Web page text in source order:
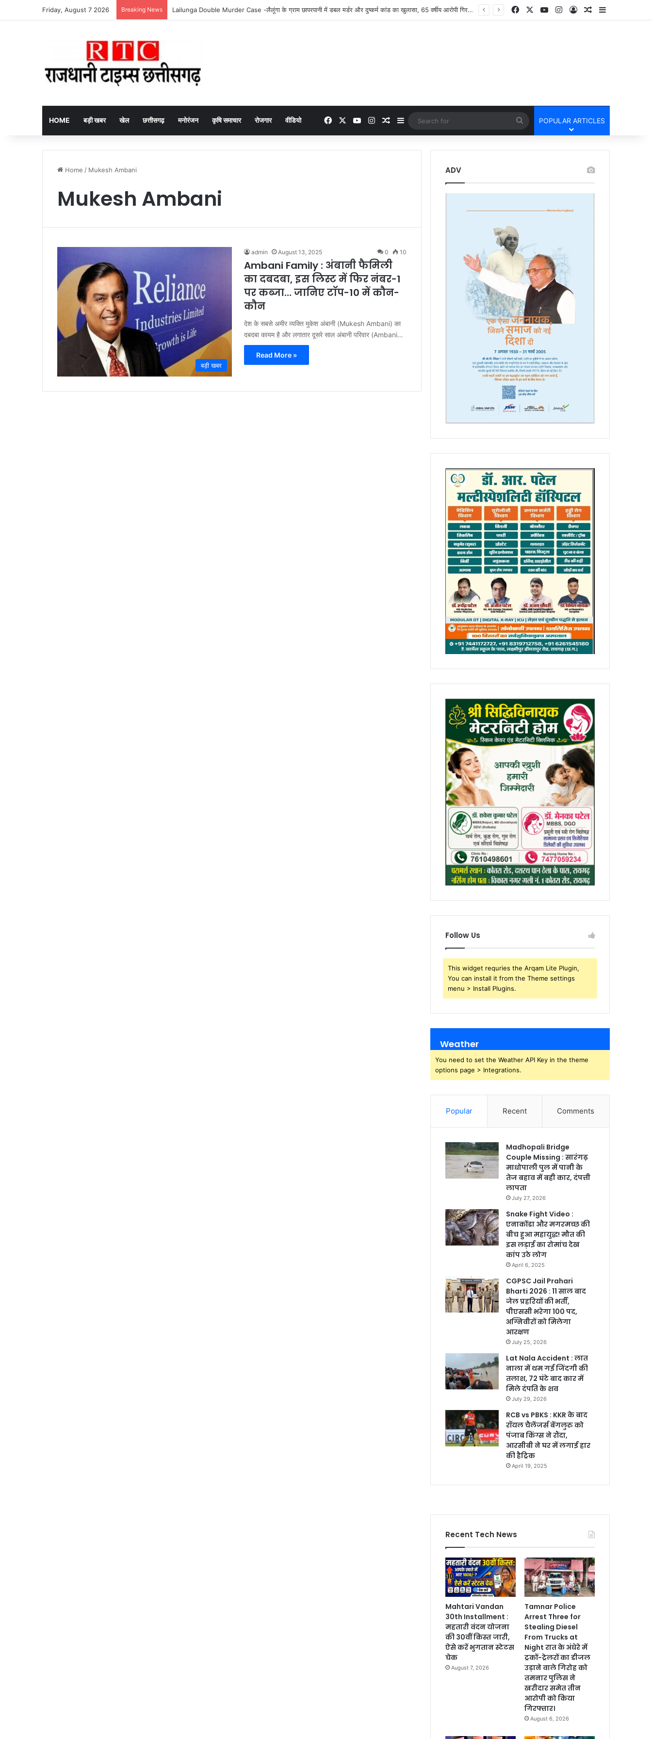
Friday, August 7 2026 Breaking News Mahtari Vandan 30th Installment : महतारी वंदन योजना की 30वीं किस्त जारी, ऐसे करें भुगतान स्टेटस चेक FacebookYouTubeInstagram
Log InRandom Article
Sidebar
HOME बड़ी खबर खेल छत्तीसगढ़ मनोरंजन कृषि समाचार रोजगार वीडियो FacebookYouTubeInstagramRandom Article
Sidebar
Search
for
POPULAR ARTICLES
Home / Mukesh Ambani
Mukesh Ambani
बड़ी खबर
admin August 13, 2025 0 10
Ambani Family : अंबानी फैमिली
का दबदबा, इस लिस्ट में फिर नंबर-1
पर कब्जा… जानिए टॉप-10 में कौन-
कौन
देश के सबसे अमीर व्यक्ति मुकेश अंबानी (Mukesh Ambani) का
दबदबा कायम है और लगातार दूसरे साल अंबानी परिवार (Ambani…
Read More »
ADV
Follow Us
This widget requries the Arqam Lite Plugin,
You can install it from the Theme settings
menu > Install Plugins.
Weather
You need to set the Weather API Key in the theme
options page > Integrations.
Popular Recent Comments
Madhopali Bridge
Couple Missing : सारंगढ़
माधोपाली पुल में पानी के
तेज बहाव में बही कार, दंपत्ती
लापता
July 27, 2026
Snake Fight Video :
एनाकोंडा और मगरमच्छ की
बीच हुआ महायुद्ध! मौत की
इस लड़ाई का रोमांच देख
कांप उठे लोग
April 6, 2025
CGPSC Jail Prahari
Bharti 2026 : 11 साल बाद
जेल प्रहरियों की भर्ती,
पीएससी भरेगा 100 पद,
अग्निवीरों को मिलेगा
आरक्षण
July 25, 2026
Lat Nala Accident : लात
नाला में थम गई जिंदगी की
तलाश, 72 घंटे बाद कार में
मिले दंपति के शव
July 29, 2026
RCB vs PBKS : KKR के बाद
रॉयल चैलेंजर्स बेंगलुरु को
पंजाब किंग्स ने रौंदा,
आरसीबी ने घर में लगाई हार
की हैट्रिक
April 19, 2025
Recent Tech News
Mahtari Vandan
30th Installment :
महतारी वंदन योजना
की 30वीं किस्त जारी,
ऐसे करें भुगतान स्टेटस
चेक
August 7, 2026
Tamnar Police
Arrest Three for
Stealing Diesel
From Trucks at
Night रात के अंधेरे में
ट्रकों-ट्रेलरों का डीजल
उड़ाने वाले गिरोह को
तमनार पुलिस ने
खरीदार समेत तीन
आरोपी को किया
गिरफ्तार।
August 6, 2026